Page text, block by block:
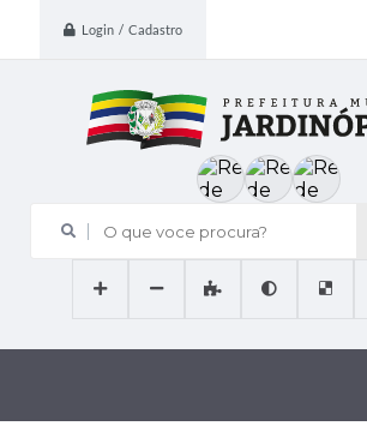
Login / Cadastro
O que voce procura?